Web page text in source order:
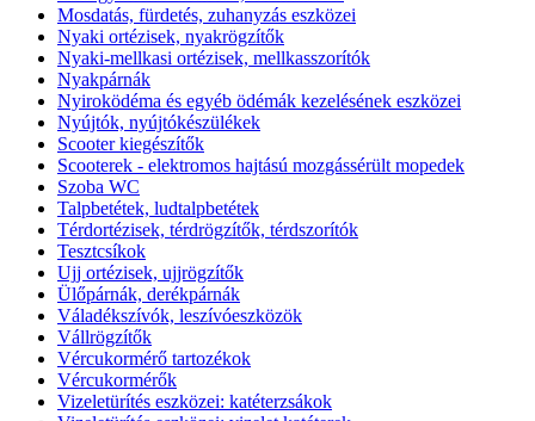
Mosdatás, fürdetés, zuhanyzás eszközei
Nyaki ortézisek, nyakrögzítők
Nyaki-mellkasi ortézisek, mellkasszorítók
Nyakpárnák
Nyiroködéma és egyéb ödémák kezelésének eszközei
Nyújtók, nyújtókészülékek
Scooter kiegészítők
Scooterek - elektromos hajtású mozgássérült mopedek
Szoba WC
Talpbetétek, ludtalpbetétek
Térdortézisek, térdrögzítők, térdszorítók
Tesztcsíkok
Ujj ortézisek, ujjrögzítők
Ülőpárnák, derékpárnák
Váladékszívók, leszívóeszközök
Vállrögzítők
Vércukormérő tartozékok
Vércukormérők
Vizeletürítés eszközei: katéterzsákok